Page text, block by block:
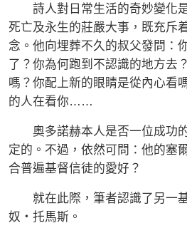
詩人對日常生活的奇妙變化
死亡及永生的莊嚴大事，既充斥
念。他向埋葬不久的叔父發問：
了？你為何跑到不認識的地方去
嗎？你配上新的眼睛是從內心看
的人在看你……
奧多諾赫本人是否一位成功的
定的。不過，依然可問：他的塞
合普遍基督信徒的愛好？
就在此際，筆者認識了另一基
奴‧托馬斯。